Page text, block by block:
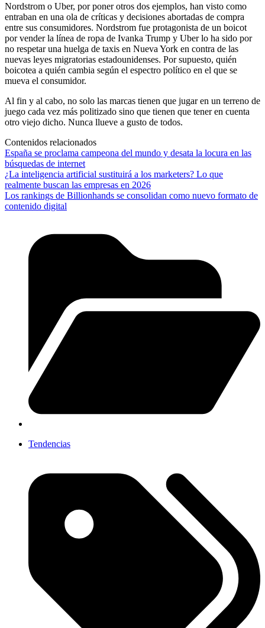
Nordstrom o Uber, por poner otros dos ejemplos, han visto como
entraban en una ola de críticas y decisiones abortadas de compra
entre sus consumidores. Nordstrom fue protagonista de un boicot
por vender la línea de ropa de Ivanka Trump y Uber lo ha sido por
no respetar una huelga de taxis en Nueva York en contra de las
nuevas leyes migratorias estadounidenses. Por supuesto, quién
boicotea a quién cambia según el espectro político en el que se
mueva el consumidor.
Al fin y al cabo, no solo las marcas tienen que jugar en un terreno de
juego cada vez más politizado sino que tienen que tener en cuenta
otro viejo dicho. Nunca llueve a gusto de todos.
Contenidos relacionados
España se proclama campeona del mundo y desata la locura en las
búsquedas de internet
¿La inteligencia artificial sustituirá a los marketers? Lo que
realmente buscan las empresas en 2026
Los rankings de Billionhands se consolidan como nuevo formato de
contenido digital
Tendencias